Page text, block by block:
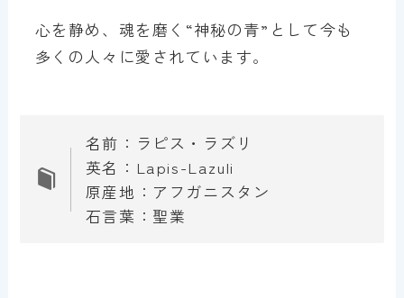
心を静め、魂を磨く“神秘の青”として今も
多くの人々に愛されています。
名前：ラピス・ラズリ
英名：Lapis-Lazuli
原産地：アフガニスタン
石言葉：聖業